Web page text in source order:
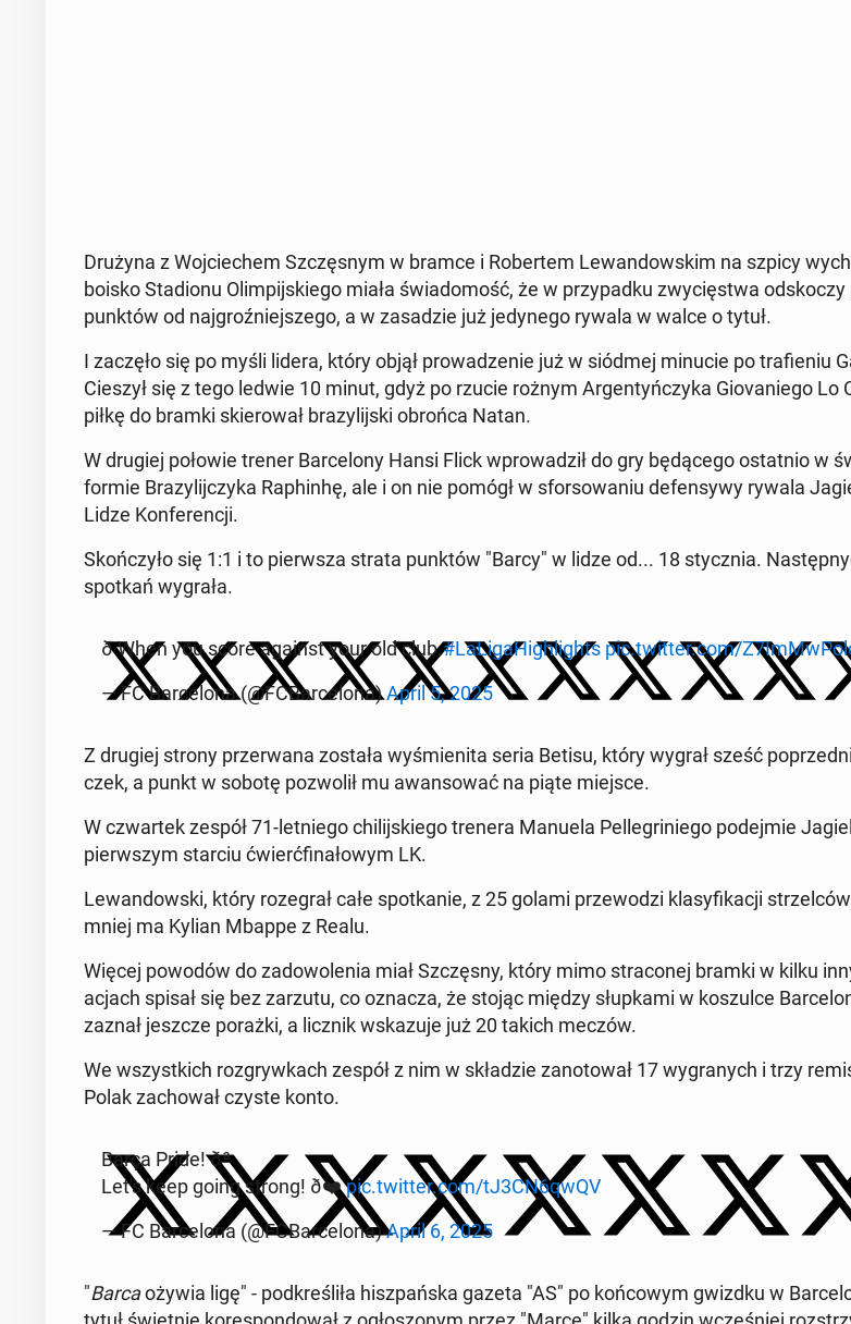
Drużyna z Woj­cie­chem Szczę­snym w bramce i Ro­ber­tem Le­wan­dow­skim na szpicy
boisko Sta­dio­nu Olim­pij­skie­go miała świa­do­mość, że w przy­pad­ku zwy­cię­stwa od­sko­czy
punktów od naj­groź­niej­sze­go, a w za­sa­dzie już je­dy­ne­go rywala w walce o tytuł.
I zaczęło się po myśli lidera, który objął pro­wa­dze­nie już w siódmej minucie po tra­fie­niu
Cieszył się z tego ledwie 10 minut, gdyż po rzucie rożnym Ar­gen­tyń­czy­ka Gio­va­nie­go Lo
piłkę do bramki skie­ro­wał bra­zy­lij­ski obrońca Natan.
W drugiej połowie trener Bar­ce­lo­ny Hansi Flick wpro­wa­dził do gry bę­dą­ce­go ostat­nio w
formie Bra­zy­lij­czy­ka Ra­phin­hę, ale i on nie pomógł w sfor­so­wa­niu de­fen­sy­wy rywala
Lidze Kon­fe­ren­cji.
Skoń­czy­ło się 1:1 i to pierw­sza strata punktów "Barcy" w lidze od... 18 stycz­nia.
spotkań wygrała.
ð When you score against your old club.#La­Li­ga­Hi­gh­li­ghts pic.twitter.com/
— FC Bar­ce­lo­na (@FCBar­ce­lo­na)April 5, 2025
Z drugiej strony prze­rwa­na została wy­śmie­ni­ta seria Betisu, który wygrał sześć
czek, a punkt w sobotę po­zwo­lił mu awan­so­wać na piąte miejsce.
W czwar­tek zespół 71-let­nie­go chi­lij­skie­go trenera Manuela Pel­le­gri­nie­go po­dej­mie
pierw­szym starciu ćwierć­fi­na­ło­wym LK.
Le­wan­dow­ski, który ro­ze­grał całe spo­tka­nie, z 25 golami prze­wo­dzi kla­sy­fi­ka­cji
mniej ma Kylian Mbappe z Realu.
Więcej powodów do za­do­wo­le­nia miał Szczę­sny, który mimo stra­co­nej bramki w kilku
acjach spisał się bez zarzutu, co oznacza, że stojąc między słup­ka­mi w ko­szul­ce
zaznał jeszcze porażki, a licznik wska­zu­je już 20 takich meczów.
We wszyst­kich roz­gryw­kach zespół z nim w skła­dzie za­no­to­wał 17 wy­gra­nych i trzy
Polak za­cho­wał czyste konto.
Barça Pride! ðª
Let's keep going strong! ð❤️pic.twitter.com/tJ3CN6qwQV
— FC Bar­ce­lo­na (@FCBar­ce­lo­na)April 6, 2025
"Barcaożywia ligę" - pod­kre­śli­ła hisz­pań­ska gazeta "AS" po koń­co­wym gwizdku w